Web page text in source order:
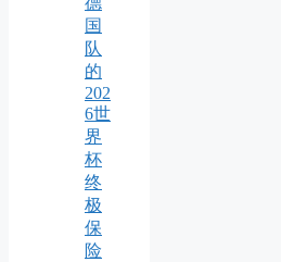
国
队
的
202
6世
界
杯
终
极
保
险